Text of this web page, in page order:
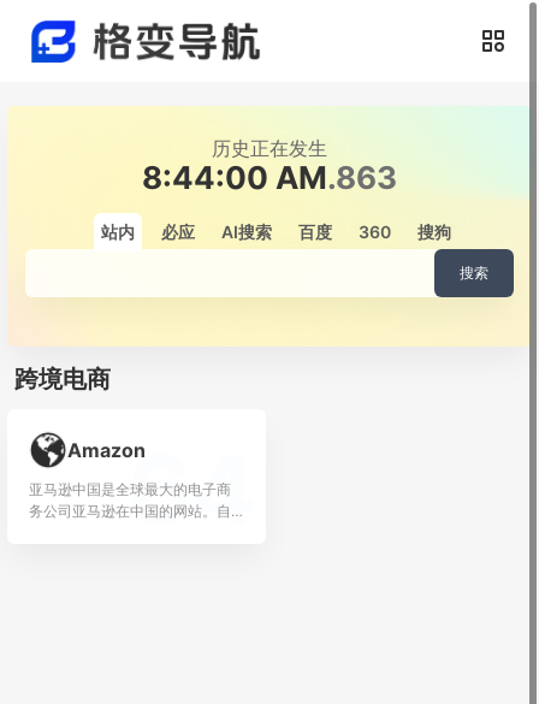
历史正在发生
8:44:01 AM.006
站内 必应 AI搜索 百度 360 搜狗
搜索
跨境电商
Amazon
亚马逊中国是全球最大的电子商
务公司亚马逊在中国的网站。自
64